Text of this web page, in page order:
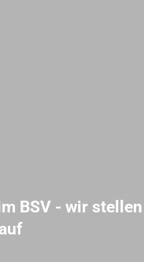
BSV - wir stellen